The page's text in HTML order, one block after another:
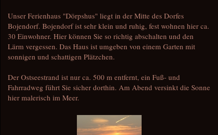
Unser Ferienhaus "Dörpshus" liegt in der Mitte des Dorfes
Bojendorf. Bojendorf ist sehr klein und ruhig, fest wohnen hier ca.
30 Einwohner. Hier können Sie so richtig abschalten und den
Lärm vergessen. Das Haus ist umgeben von einem Garten mit
sonnigen und schattigen Plätzchen.
Der Ostseestrand ist nur ca. 500 m entfernt, ein Fuß- und
Fahrradweg führt Sie sicher dorthin. Am Abend versinkt die Sonne
hier malerisch im Meer.